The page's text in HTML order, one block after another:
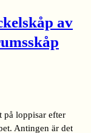
av
på loppisar efter
Antingen är det